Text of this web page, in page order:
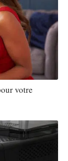
votre